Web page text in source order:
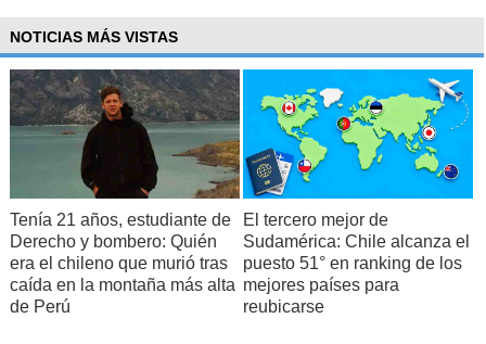
NOTICIAS MÁS VISTAS
Tenía 21 años, estudiante de
Derecho y bombero: Quién
era el chileno que murió tras
caída en la montaña más alta
de Perú
El tercero mejor de
Sudamérica: Chile alcanza el
puesto 51° en ranking de los
mejores países para
reubicarse